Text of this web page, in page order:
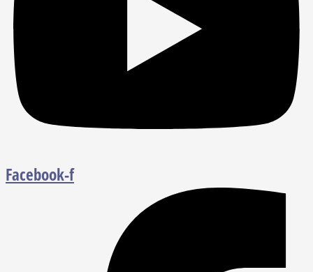
Facebook-f